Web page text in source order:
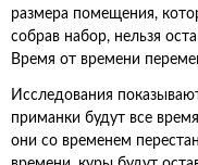
размера помещения,
собрав набор, нельзя
Время от времени
Исследования
приманки будут все
они со временем